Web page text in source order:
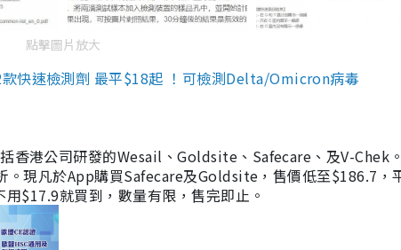
點擊圖片放大
快速檢測劑 最平$18起 ！可檢測Delta/Omicron病毒
香港公司研發的Wesail、Goldsite、Safecare、及V-Chek
。現凡於App購買Safecare及Goldsite，售價低至$186.7，
$17.9就買到，數量有限，售完即止。